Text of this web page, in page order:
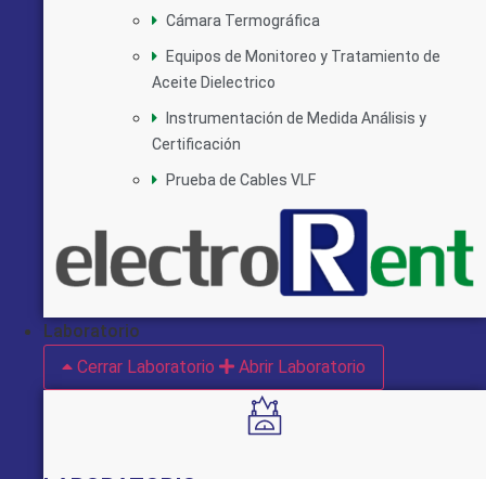
Cámara Termográfica
Equipos de Monitoreo y Tratamiento de
Aceite Dielectrico
Instrumentación de Medida Análisis y
Certificación
Prueba de Cables VLF
Laboratorio
Cerrar Laboratorio
Abrir Laboratorio